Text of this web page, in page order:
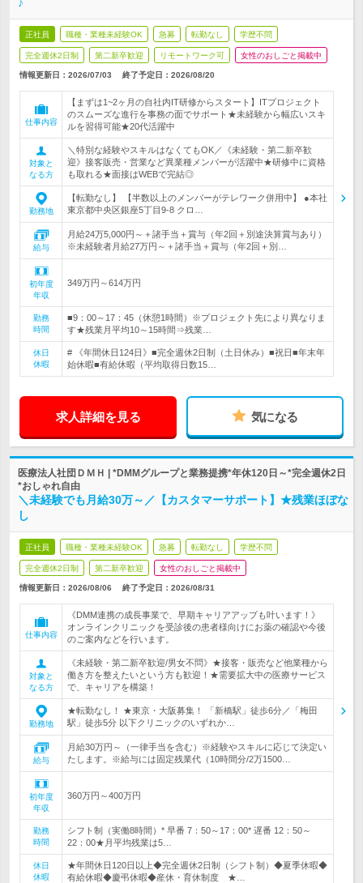
正社員 職種・業種未経験OK 急募 転勤なし 学歴不問
完全週休2日制 第二新卒歓迎 リモートワーク可 女性のおしごと掲載中
情報更新日：2026/07/03 終了予定日： 2026/08/20
仕事内容
【まずは1~2ヶ月の自社内IT研修からスタート】ITプロジェクト
のスムーズな進行を事務の面でサポート★未経験から幅広いスキ
ルを習得可能★20代活躍中
対象と
なる方
＼特別な経験やスキルはなくてもOK／《未経験・第二新卒歓
迎》接客販売・営業など異業種メンバーが活躍中★研修中に資格
も取れる★面接はWEBで完結◎
勤務地
【転勤なし】 【半数以上のメンバーがテレワーク併用中】 ●本社
東京都中央区銀座5丁目9-8 クロ…
給与
月給24万5,000円～＋諸手当＋賞与（年2回＋別途決算賞与あり）
※未経験者月給27万円～＋諸手当＋賞与（年2回＋別…
初年度
年収
349万円～614万円
勤務
時間
■9：00～17：45（休憩1時間）※プロジェクト先により異なりま
す★残業月平均10～15時間⇒残業…
休日
休暇
# 《年間休日124日》■完全週休2日制（土日休み）■祝日■年末年
始休暇■有給休暇（平均取得日数15…
求人詳細を見る 気になる
医療法人社団ＤＭＨ | *DMMグループと業務提携*年休120日～*完全週休2日
*おしゃれ自由
＼未経験でも月給30万～／【カスタマーサポート】★残業ほぼな
し
正社員 職種・業種未経験OK 急募 転勤なし 学歴不問
完全週休2日制 第二新卒歓迎 女性のおしごと掲載中
情報更新日：2026/08/06 終了予定日： 2026/08/31
仕事内容
《DMM連携の成長事業で、早期キャリアアップも叶います！》
オンラインクリニックを受診後の患者様向けにお薬の確認や今後
のご案内などを行います。
対象と
なる方
《未経験・第二新卒歓迎/男女不問》★接客・販売など他業種から
働き方を整えたいという方も歓迎！★需要拡大中の医療サービス
で、キャリアを構築！
勤務地
★転勤なし！ ★東京・大阪募集！ 「新橋駅」徒歩6分／「梅田
駅」徒歩5分 以下クリニックのいずれか…
給与
月給30万円～（一律手当を含む）※経験やスキルに応じて決定い
たします。※給与には固定残業代（10時間分/2万1500…
初年度
年収
360万円～400万円
勤務
時間
シフト制（実働8時間）* 早番 7：50～17：00* 遅番 12：50～
22：00★月平均残業は5…
休日
休暇
★年間休日120日以上◆完全週休2日制（シフト制）◆夏季休暇◆
有給休暇◆慶弔休暇◆産休・育休制度 ★…